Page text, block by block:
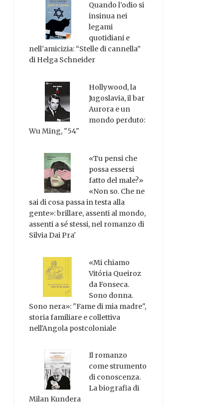
Quando l’odio si
insinua nei
legami
quotidiani e
nell’amicizia: “Stelle di cannella”
di Helga Schneider
Hollywood, la
Jugoslavia, il bar
Aurora e un
mondo perduto:
Wu Ming, "54"
«Tu pensi che
possa essersi
fatto del male?»
«Non so. Che ne
sai di cosa passa in testa alla
gente»: brillare, assenti al mondo,
assenti a sé stessi, nel romanzo di
Silvia Dai Pra'
«Mi chiamo
Vitória Queiroz
da Fonseca.
Sono donna.
Sono nera»: "Fame di mia madre",
storia familiare e collettiva
nell'Angola postcoloniale
Il romanzo
come strumento
di conoscenza.
La biografia di
Milan Kundera